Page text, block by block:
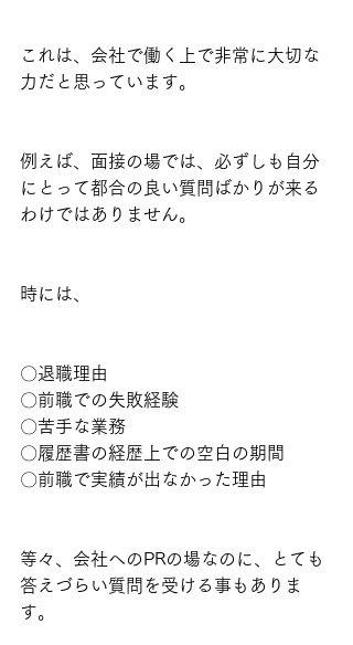
これは、会社で働く上で非常に大切な
力だと思っています。
例えば、面接の場では、必ずしも自分
にとって都合の良い質問ばかりが来る
わけではありません。
時には、
〇退職理由
〇前職での失敗経験
〇苦手な業務
〇履歴書の経歴上での空白の期間
〇前職で実績が出なかった理由
等々、会社へのPRの場なのに、とても
答えづらい質問を受ける事もありま
す。